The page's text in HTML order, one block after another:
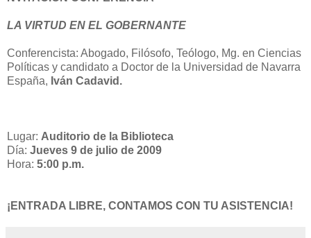
LA VIRTUD EN EL GOBERNANTE
Conferencista: Abogado, Filósofo, Teólogo, Mg. en Ciencias
Políticas y candidato a Doctor de la Universidad de Navarra
España, Iván Cadavid.
Lugar: Auditorio de la Biblioteca
Día: Jueves 9 de julio de 2009
Hora: 5:00 p.m.
¡ENTRADA LIBRE, CONTAMOS CON TU ASISTENCIA!